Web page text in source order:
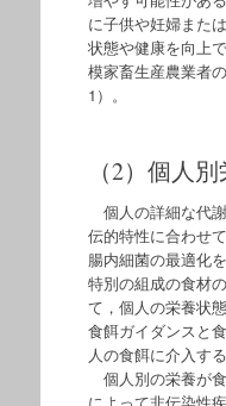
に子供や妊婦また
状態や健康を向上
模家畜生産農業者
1）。
（2）個人
個人の詳細な代
伝的特性に合わせ
腸内細菌の最適化
特別の組成の食材
て，個人の栄養状
食餌ガイダンスと
人の食餌に介入す
個人別の栄養が
によって非伝染性